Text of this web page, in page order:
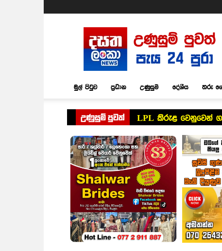
Dasatha
Lanka
News
මුල් පිටුව ප්‍රධාන උණුසුම් දේශීය තරු
උණුසුම් පුවත් LPL කිරුළ වෙනුවෙන්